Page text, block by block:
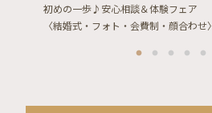
初めの一歩♪安心相談＆体験フェア
〈結婚式・フォト・会費制・顔合わせ〉